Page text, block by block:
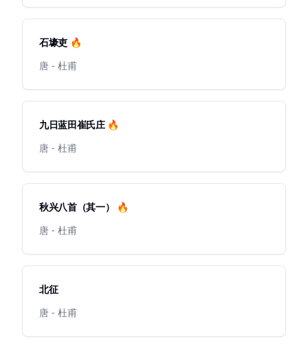
石壕吏 🔥
唐 - 杜甫
九日蓝田崔氏庄 🔥
唐 - 杜甫
秋兴八首（其一） 🔥
唐 - 杜甫
北征
唐 - 杜甫